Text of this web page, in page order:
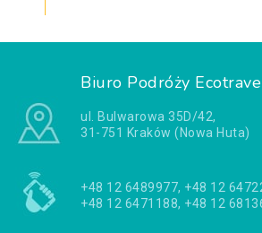
Biuro Podróży
ul. Bulwarowa 35D/42,
31-751 Kraków (Nowa Huta)
+48 12 6489977, +48 12
+48 12 6471188, +48 12